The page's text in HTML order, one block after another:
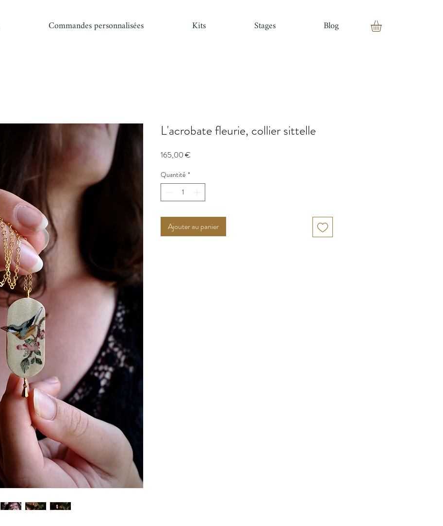
Commandes personnalisées Kits Stages Blog
L'acrobate fleurie, collier sittelle
165,00 €
Quantité *
Ajouter au panier